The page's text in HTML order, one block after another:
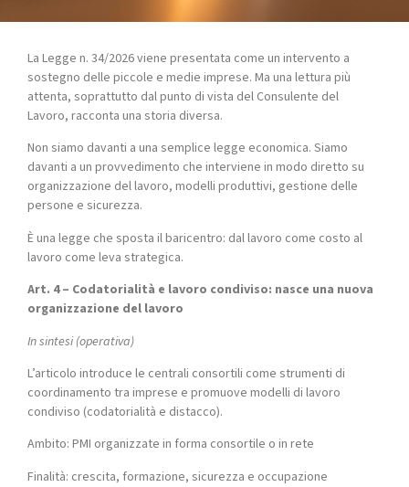
La Legge n. 34/2026 viene presentata come un intervento a
sostegno delle piccole e medie imprese. Ma una lettura più
attenta, soprattutto dal punto di vista del Consulente del
Lavoro, racconta una storia diversa.
Non siamo davanti a una semplice legge economica. Siamo
davanti a un provvedimento che interviene in modo diretto su
organizzazione del lavoro, modelli produttivi, gestione delle
persone e sicurezza.
È una legge che sposta il baricentro: dal lavoro come costo al
lavoro come leva strategica.
Art. 4 – Codatorialità e lavoro condiviso: nasce una nuova
organizzazione del lavoro
In sintesi (operativa)
L’articolo introduce le centrali consortili come strumenti di
coordinamento tra imprese e promuove modelli di lavoro
condiviso (codatorialità e distacco).
Ambito: PMI organizzate in forma consortile o in rete
Finalità: crescita, formazione, sicurezza e occupazione